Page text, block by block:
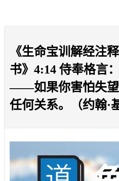
《生命宝训解经
书》4:14 侍奉格言
——如果你害怕失望
任何关系。（约翰·